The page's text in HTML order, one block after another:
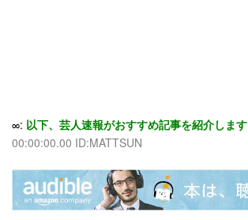
∞: 以下、芸人速報がおすすめ記事を紹介します
00:00:00.00 ID:MATTSUN